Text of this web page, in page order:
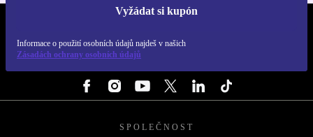
Vyžádat si kupón
Informace o použití osobních údajů najdeš v našich
Zásadách ochrany osobních údajů
SPOLEČNOST